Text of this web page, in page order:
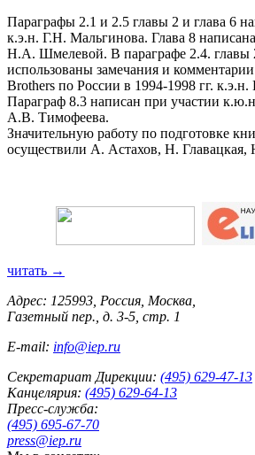
Параграфы 2.1 и 2.5 главы 2 и глава 6
к.э.н. Г.Н. Мальгинова. Глава 8
Н.А. Шмелевой. В параграфе 2.4. главы
использованы замечания и
Brothers по России в 1994-1998 гг.
Параграф 8.3 написан при участии
А.В. Тимофеева.
Значительную работу по подготовке
осуществили А. Астахов, Н. Главацкая,
читать →
Адрес: 125993, Россия, Москва,
Газетный пер., д. 3-5, стр. 1
E-mail: info@iep.ru
Секретариат Дирекции: (495) 629-47-13
Канцелярия: (495) 629-64-13
Пресс-служба:
(495) 695-67-70
press@iep.ru